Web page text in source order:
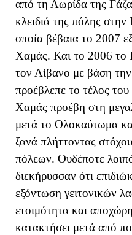
από τη Λωρίδα της
κλειδιά της πόλης
οποία βέβαια το 2007
Χαμάς. Και το 2006 το
τον Λίβανο με βάση
προέβλεπε το τέλος
Χαμάς προέβη στη
μετά το Ολοκαύτωμα
ξανά πλήττοντας
πόλεων. Ουδέποτε
διεκήρυσσαν ότι
εξόντωση γειτονικών
ετοιμότητα και
κατακτήσει μετά από